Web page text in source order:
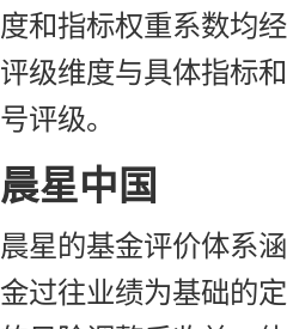
度和指标权重系数均
评级维度与具体指标
号评级。
晨星中国
晨星的基金评价体系
金过往业绩为基础的